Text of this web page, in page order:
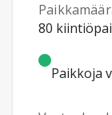
80
Paikkoja